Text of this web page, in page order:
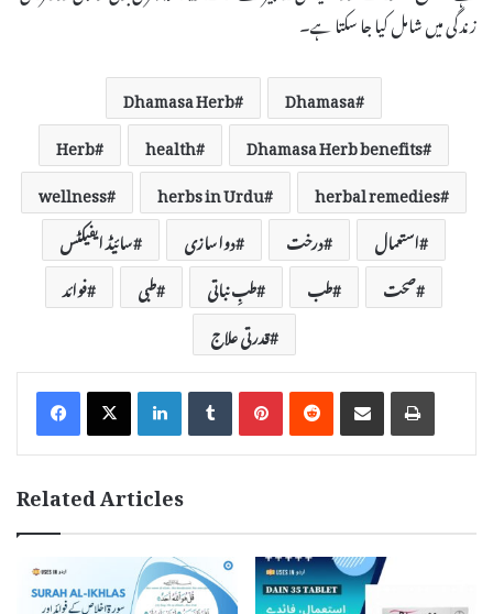
زندگی میں شامل کیا جا سکتا ہے۔
Dhamasa
Dhamasa Herb
Dhamasa Herb benefits
health
Herb
herbal remedies
herbs in Urdu
wellness
استعمال
درخت دواسازی
سائیڈ ایفیکٹس
صحت
طب طبِ نباتی طبی
فوائد
قدرتی علاج
LinkedInTumblrPinterestReddit Share via Email Print
Related Articles